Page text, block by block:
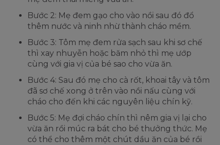
Bước 2: Mẹ đem gạo cho vào nồi sau đó đổ
thêm nước và ninh nhừ thành cháo mềm.
Bước 3: Tôm mẹ đem rửa sạch sau khi sơ chế
thì xay nhuyễn hoặc băm nhỏ thì mẹ ướp
cùng với gia vị của bé sao cho vừa ăn.
Bước 4: Sau đó mẹ cho cà rốt, khoai tây và tôm
đã sơ chế xong ở trên vào nồi nấu cùng với
cháo cho đến khi các nguyên liệu chín kỹ.
Bước 5: Mẹ đợi cháo chín thì nêm gia vị lại cho
vừa ăn rồi múc ra bát cho bé thưởng thức. Mẹ
có thể cho thêm một chút dầu ăn của bé rồi